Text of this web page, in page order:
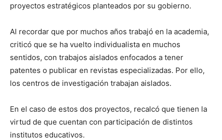
proyectos estratégicos planteados por su gobierno.
Al recordar que por muchos años trabajó en la academia,
criticó que se ha vuelto individualista en muchos
sentidos, con trabajos aislados enfocados a tener
patentes o publicar en revistas especializadas. Por ello,
los centros de investigación trabajan aislados.
En el caso de estos dos proyectos, recalcó que tienen la
virtud de que cuentan con participación de distintos
institutos educativos.